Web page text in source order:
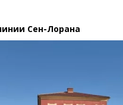
Сен-Лорана